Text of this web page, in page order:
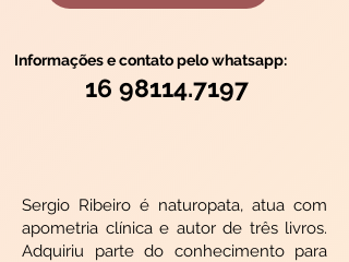
Informações e contato pelo whatsapp:
16 98114.7197
Sergio Ribeiro é naturopata, atua com
apometria clínica e autor de três livros.
Adquiriu parte do conhecimento para